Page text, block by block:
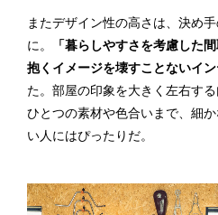
またデザイン性の高さは、決め
に。
「暮らしやすさを考慮した
抱くイメージを壊すことないイン
た。部屋の印象を大きく左右す
ひとつの素材や色合いまで、細
い人にはぴったりだ。